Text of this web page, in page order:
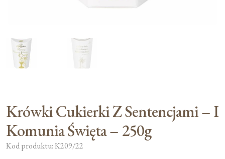
Krówki Cukierki Z Sentencjami – I
Komunia Święta – 250g
Kod produktu: K209/22